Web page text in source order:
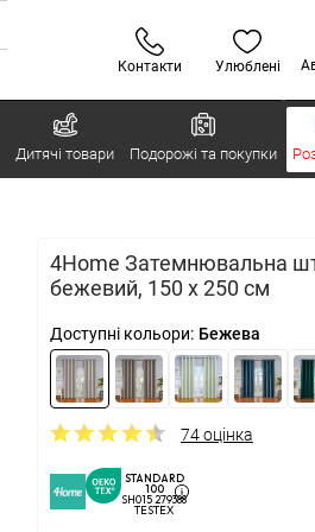
Контакти Улюблені
Дитячі товари Подорожі та покупки
4Home Затемнювальна
бежевий, 150 x 250 см
Доступні кольори: Бежева
74 оцінка
STANDARD
100
SH015 279388
TESTEX